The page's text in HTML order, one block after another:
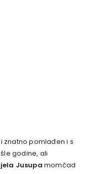
znatno pomlađen i s
godine, ali
Jusupa momčad